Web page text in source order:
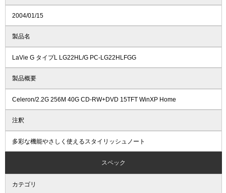
2004/01/15
製品名
LaVie G タイプL LG22HL/G PC-LG22HLFGG
製品概要
Celeron/2.2G 256M 40G CD-RW+DVD 15TFT WinXP Home
注釈
多彩な機能やさしく使えるスタイリッシュノート
スペック
カテゴリ